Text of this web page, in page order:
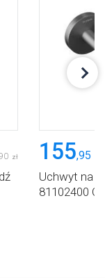
zł 155,95
Uchwyt na
81102400